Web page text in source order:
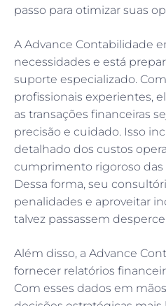
passo para otimizar suas
A Advance Contabilidade
necessidades e está
suporte especializado.
profissionais experientes,
as transações financeiras
precisão e cuidado. Isso
detalhado dos custos
cumprimento rigoroso das
Dessa forma, seu
penalidades e aproveitar
talvez passassem
Além disso, a Advance
fornecer relatórios
Com esses dados em